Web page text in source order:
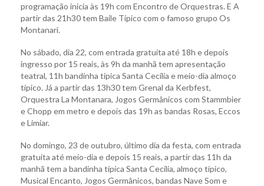
programação inicia às 19h com Encontro de Orquestras. E A
partir das 21h30 tem Baile Típico com o famoso grupo Os
Montanari.
No sábado, dia 22, com entrada gratuita até 18h e depois
ingresso por 15 reais, às 9h da manhã tem apresentação
teatral, 11h bandinha típica Santa Cecília e meio-dia almoço
típico. Já a partir das 13h30 tem Grenal da Kerbfest,
Orquestra La Montanara, Jogos Germânicos com Stammbier
e Chopp em metro e depois das 19h as bandas Rosas, Eccos
e Limiar.
No domingo, 23 de outubro, último dia da festa, com entrada
gratuita até meio-dia e depois 15 reais, a partir das 11h da
manhã tem a bandinha típica Santa Cecília, almoço típico,
Musical Encanto, Jogos Germânicos, bandas Nave Som e